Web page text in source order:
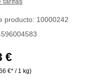
producto: 10000242
€
€* / 1 kg)